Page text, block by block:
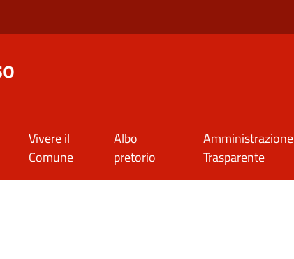
Vivere il
Comune
Albo
pretorio
Amministrazione
Trasparente